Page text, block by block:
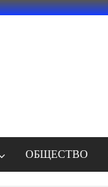
ОБЩЕСТВО